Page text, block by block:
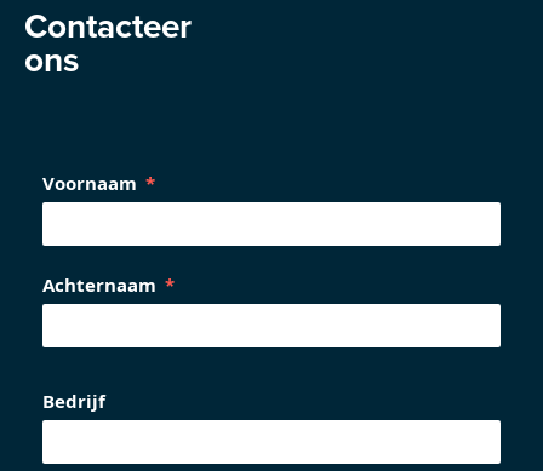
Contacteer
ons
Voornaam
Achternaam
Bedrijf